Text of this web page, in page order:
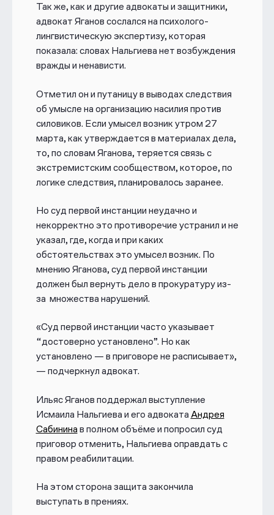
Малсага Ужахова также осудили за
создание организации, побуждающей
граждан к совершению
противоправных деяний (ч. 2 ст. 239),
а Ахмеда Барахоева — за участие в
Дело восьмого участника процесса,
Ахмеда Погорова, выделили в
отдельное производство.
Над делом работали 13 адвокатов и
семь общественных защитников. По
их мнению, все обвинения носили
обвинительном заключении
частоиспользовалисьслова
«вероятно», «предположительно»,
«может быть», а слово «примерно»
использовано 11 тысяч раз.
С января 2023 Ставропольский
рассматривает апелляционную
Подробно о преследовании мы
рассказывали в материале: «
истории России».
Так же, как и другие адвокаты и защитники,
адвокат Яганов сослался на психолого-
лингвистическую экспертизу, которая
показала: словах Нальгиева нет возбуждения
вражды и ненависти.
Отметил он и путаницу в выводах следствия
об умысле на организацию насилия против
силовиков. Если умысел возник утром 27
марта, как утверждается в материалах дела,
то, по словам Яганова, теряется связь с
экстремистским сообществом, которое, по
логике следствия, планировалось заранее.
Но суд первой инстанции неудачно и
некорректно это противоречие устранил и не
указал, где, когда и при каких
обстоятельствах это умысел возник. По
мнению Яганова, суд первой инстанции
должен был вернуть дело в прокуратуруиз-
за множества нарушений.
«Суд первой инстанции часто указывает
“достоверно установлено”. Но как
установлено — в приговоре не расписывает»,
— подчеркнул адвокат.
Ильяс Яганов поддержал выступление
Исмаила Нальгиева и его адвоката Андрея
Сабинина в полном объёме и попросил суд
приговор отменить, Нальгиева оправдать с
правом реабилитации.
На этом сторона защита закончила
выступать в прениях.